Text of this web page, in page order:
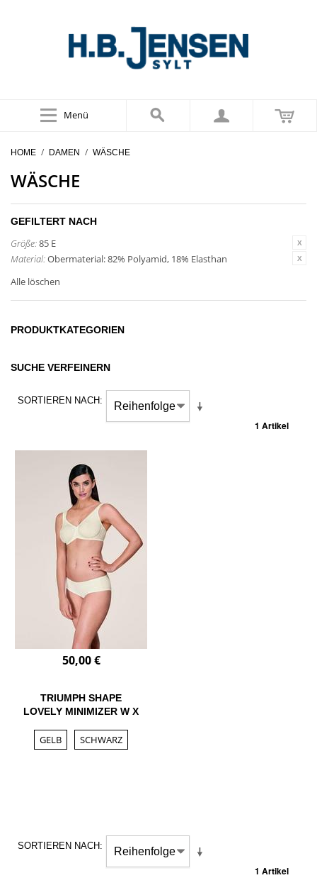
Menü
HOME / DAMEN / WÄSCHE
WÄSCHE
GEFILTERT NACH
Größe:85 E
Material:Obermaterial: 82% Polyamid, 18% Elasthan
Alle löschen
PRODUKTKATEGORIEN
SUCHE VERFEINERN
SORTIEREN NACH
1 Artikel
50,00 €
TRIUMPH SHAPE
LOVELY MINIMIZER W X
GELB SCHWARZ
SORTIEREN NACH
1 Artikel